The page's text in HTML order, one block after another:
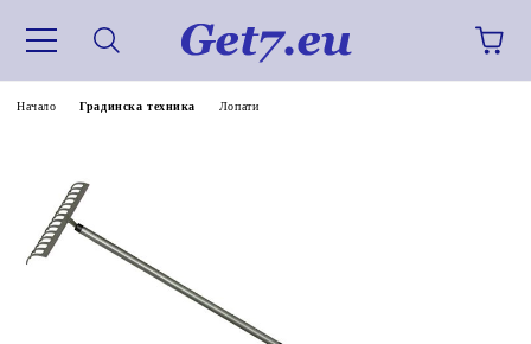
Начало Градинска техника Лопати